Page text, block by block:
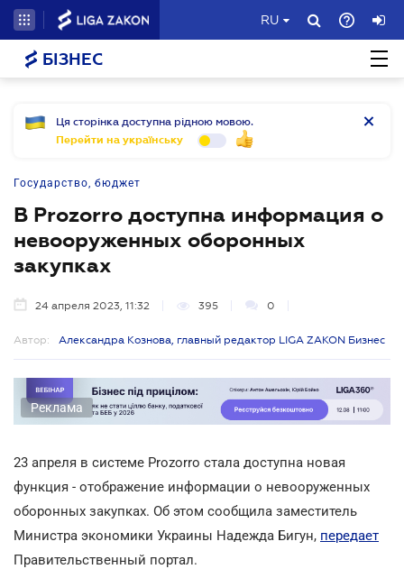
RU
БІЗНЕС
Ця сторінка доступна рідною мовою.
Перейти на українську
Государство, бюджет
В Prozorro доступна информация о
невооруженных оборонных
закупках
24 апреля 2023, 11:32 395 0
Автор: Александра Кознова, главный редактор LIGA ZAKON Бизнес
Реклама
23 апреля в системе Prozorro стала доступна новая
функция - отображение информации о невооруженных
оборонных закупках. Об этом сообщила заместитель
Министра экономики Украины Надежда Бигун, передает
Правительственный портал.